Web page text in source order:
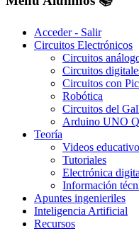
Acceder - Salir
Circuitos Electrónicos
Circuitos
Circuitos
Circuitos con Pic
Robótica
Circuitos del
Arduino UNO Q
Teoría
Videos
Tutoriales
Electrónica
Información
Apuntes ingenieriles
Inteligencia Artificial
Recursos